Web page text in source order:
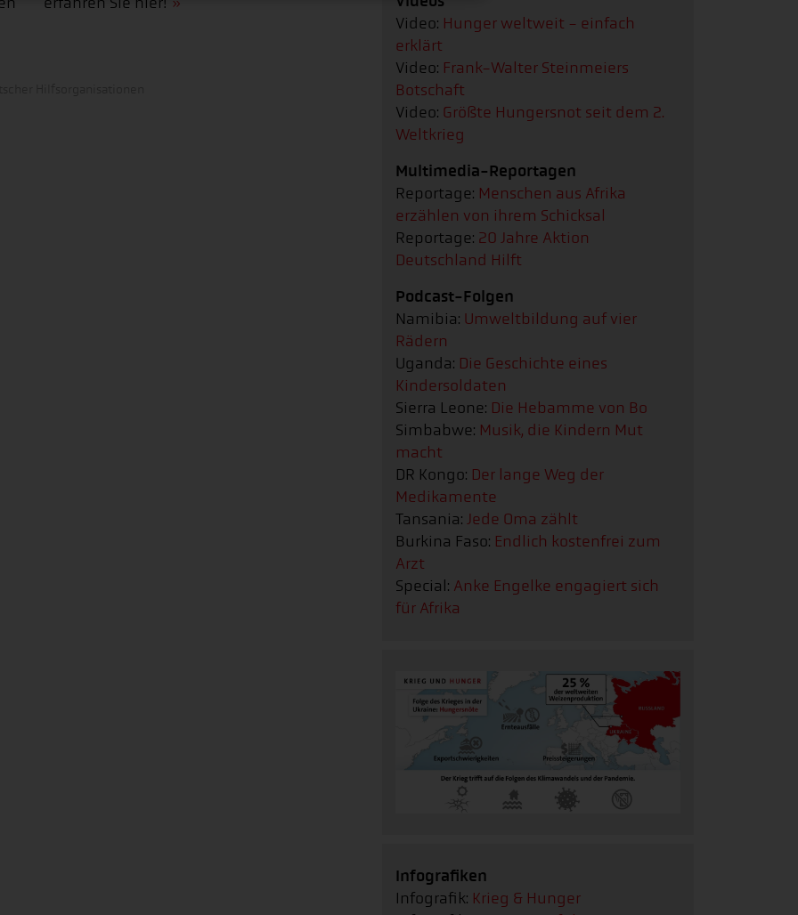
Video: Hunger weltweit - einfach
erklärt
Video: Frank-Walter Steinmeiers
Botschaft
Video: Größte Hungersnot seit dem 2.
Weltkrieg
Multimedia-Reportagen
Reportage: Menschen aus Afrika
erzählen von ihrem Schicksal
Reportage: 20 Jahre Aktion
Deutschland Hilft
Podcast-Folgen
Namibia: Umweltbildung auf vier
Rädern
Uganda: Die Geschichte eines
Kindersoldaten
Sierra Leone: Die Hebamme von Bo
Simbabwe: Musik, die Kindern Mut
macht
DR Kongo: Der lange Weg der
Medikamente
Tansania: Jede Oma zählt
Burkina Faso: Endlich kostenfrei zum
Arzt
Special: Anke Engelke engagiert sich
für Afrika
Infografiken
Infografik: Krieg & Hunger